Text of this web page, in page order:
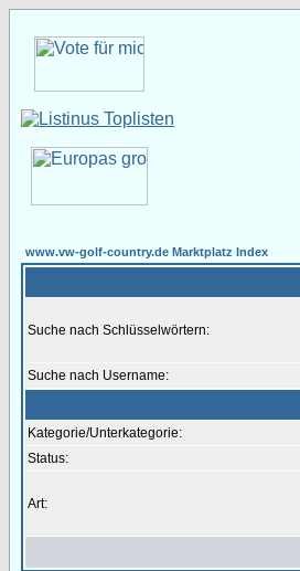
www.vw-golf-country.de Marktplatz Index
Suche nach Schlüsselwörtern:
Suche nach Username:
Kategorie/Unterkategorie:
Status:
Art: